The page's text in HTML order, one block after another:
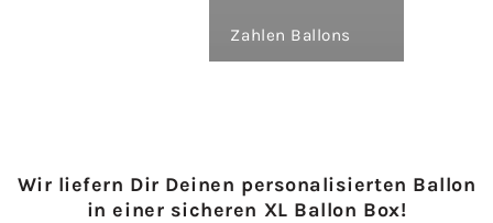
Zahlen Ballons
Wir liefern Dir Deinen personalisierten Ballon
in einer sicheren XL Ballon Box!